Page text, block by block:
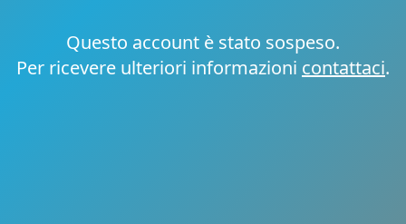
Questo account è stato sospeso.
Per ricevere ulteriori informazioni contattaci.